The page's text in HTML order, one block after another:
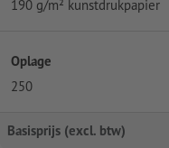
190 g/m² kunstdrukpapier
Oplage
250
Basisprijs (excl. btw)